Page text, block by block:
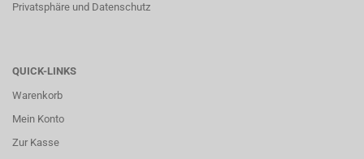
Privatsphäre und Datenschutz
QUICK-LINKS
Warenkorb
Mein Konto
Zur Kasse